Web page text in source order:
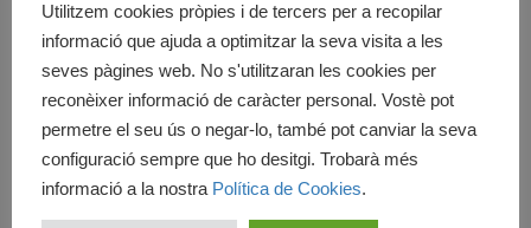
Cognoms *
Telèfon *
Utilitzem cookies pròpies i de tercers per a recopilar
informació que ajuda a optimitzar la seva visita a les
seves pàgines web. No s'utilitzaran les cookies per
reconèixer informació de caràcter personal. Vostè pot
permetre el seu ús o negar-lo, també pot canviar la seva
configuració sempre que ho desitgi. Trobarà més
informació a la nostra Política de Cookies.